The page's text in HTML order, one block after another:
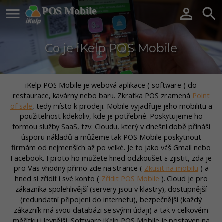
POS Mobile
  
Co je iKelp POS Mobile
iKelp POS Mobile je webová aplikace ( software ) do
restaurace, kavárny nebo baru. Zkratka POS znamená Point
of sale, tedy místo k prodeji. Mobile vyjadřuje jeho mobilitu a
použitelnost kdekoliv, kde je potřebné. Poskytujeme ho
formou služby SaaS, tzv. Cloudu, který v dnešní době přináší
úsporu nákladů a můžeme tak POS Mobile poskytnout
firmám od nejmenších až po velké. Je to jako váš Gmail nebo
Facebook. I proto ho můžete hned odzkoušet a zjistit, zda je
pro Vás vhodný přímo zde na stránce ( Zkusit na mobilu ) a
hned si zřídit i své konto ( Zřídit POS Mobile ). Cloud je pro
zákazníka spolehlivější (servery jsou v klastry), dostupnější
(redundatní připojení do internetu), bezpečnější (každý
zákazník má svou databázi se svými údaji) a tak v celkovém
měřítku i levnější. Software iKelp POS Mobile je postaven na